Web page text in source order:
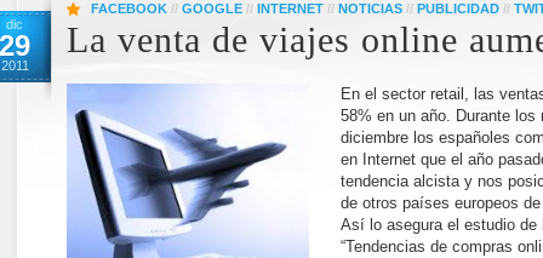
dic
29
2011
FACEBOOK // GOOGLE // INTERNET // NOTICIAS // PUBLICIDAD //
La venta de viajes online
En el sector retail, las
58% en un año. Durante
diciembre los españoles
en Internet que el año
tendencia alcista y nos
de otros países europeos
Así lo asegura el estudio de
“Tendencias de compras